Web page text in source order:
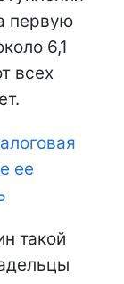
первую
6,1
всех
ее
такой